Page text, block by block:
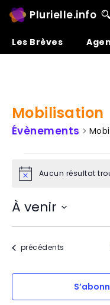
Plurielle.info
Les Brèves
Mobilisation
Évènements
NoticeAucun résultat
À venir
une
date.
Évènements
précédents